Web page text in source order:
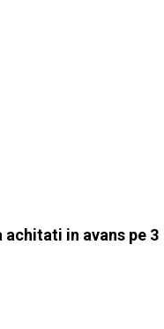
achitati in avans pe 3